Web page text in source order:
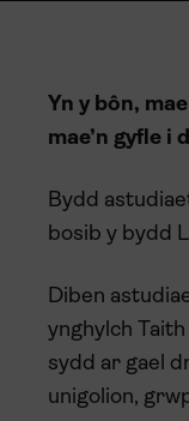
Yn y bôn,
mae’n gyfle
Bydd
bosib y bydd
Diben
ynghylch
sydd ar gael
unigolion,